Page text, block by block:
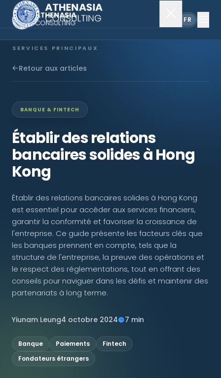
FR
SERVICES PRINCIPAUX
Constitution de société
Comptabilité & audit
EXPLORER
À propos
Actualités
NOUS SUIVRE
Contactez-nous
Retour aux articles
BANQUE & FINTECH
Établir des relations
bancaires solides à Hong
Kong
Établir des relations bancaires solides à Hong Kong
est essentiel pour accéder aux services financiers,
garantir la conformité et favoriser la croissance de
l'entreprise. Ce guide présente les facteurs clés que
les banques prennent en compte, tels que la
structure de l'entreprise, la preuve des opérations et
le respect des réglementations, tout en offrant des
conseils pour naviguer dans les défis et maintenir des
partenariats à long terme.
Yiunam Leung4 octobre 2024 7 min
Banque Paiements
Fintech
Fondateurs étrangers